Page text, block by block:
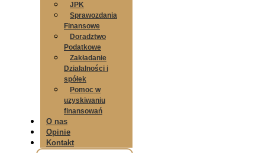
JPK
Sprawozdania
Finansowe
Doradztwo
Podatkowe
Zakładanie
Działalności i
spółek
Pomoc w
uzyskiwaniu
finansowań
O nas
Opinie
Kontakt